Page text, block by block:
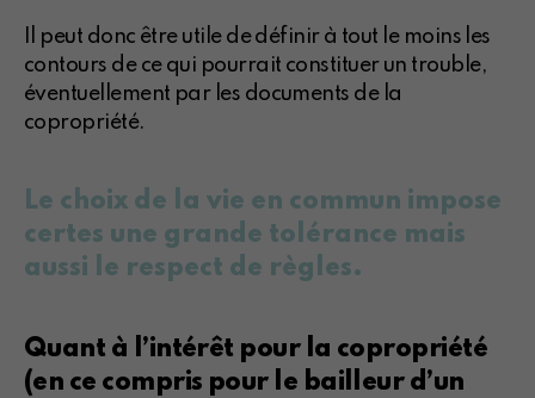
Il peut donc être utile de définir à tout le moins les
contours de ce qui pourrait constituer un trouble,
éventuellement par les documents de la
copropriété.
Le choix de la vie en commun impose
certes une grande tolérance mais
aussi le respect de règles.
Quant à l’intérêt pour la copropriété
(en ce compris pour le bailleur d’un